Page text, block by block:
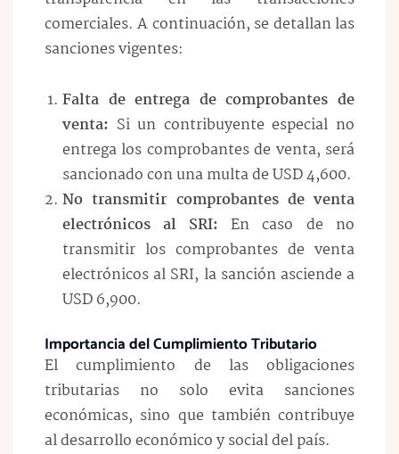
comerciales. A continuación, se detallan las
sanciones vigentes:
Falta de entrega de comprobantes de
venta: Si un contribuyente especial no
entrega los comprobantes de venta, será
sancionado con una multa de USD 4,600.
No transmitir comprobantes de venta
electrónicos al SRI: En caso de no
transmitir los comprobantes de venta
electrónicos al SRI, la sanción asciende a
USD 6,900.
Importancia del Cumplimiento Tributario
El cumplimiento de las obligaciones
tributarias no solo evita sanciones
económicas, sino que también contribuye
al desarrollo económico y social del país.